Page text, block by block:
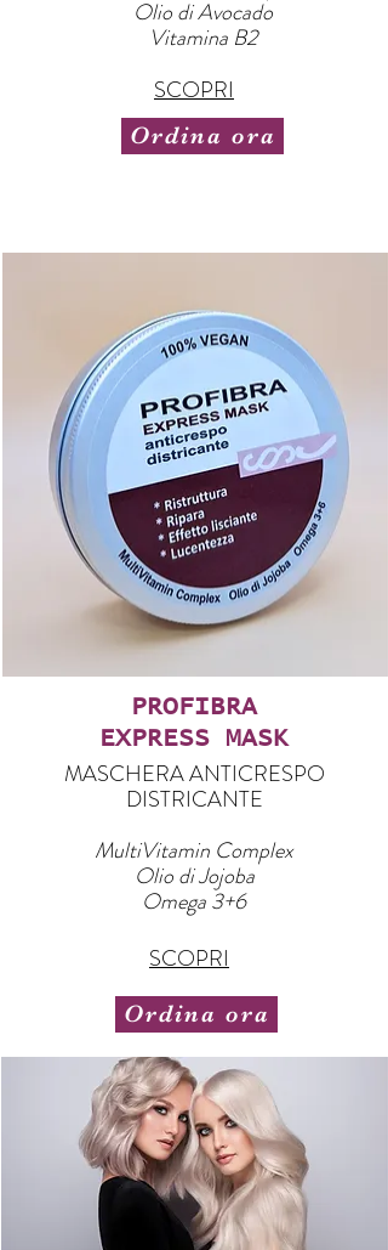
Olio di Avocado
Vitamina B2
SCOPRI
Ordina ora
PROFIBRA
EXPRESS MASK
MASCHERA ANTICRESPO
DISTRICANTE
MultiVitamin Complex
Olio di Jojoba
Omega 3+6
SCOPRI
Ordina ora